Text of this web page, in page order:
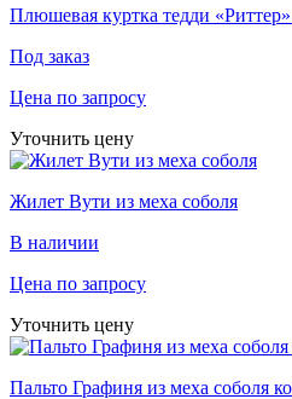
Плюшевая куртка тедди
Под заказ
Цена по запросу
Уточнить цену
Жилет Вути из меха соболя
В наличии
Цена по запросу
Уточнить цену
Пальто Графиня из меха соболя